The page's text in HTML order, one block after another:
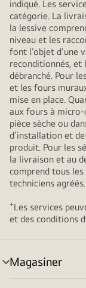
indiqué. Les
catégorie. La
la lessive
niveau et les
font l’objet d’une
reconditionnés, et
débranché. Pour
et les fours
mise en place.
aux fours à
pièce sèche ou
d’installation et
produit. Pour les
la livraison et au
comprend tous
techniciens agréés.
+Les services
et des conditions
Magasiner
menu
basculement